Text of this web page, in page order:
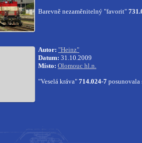
Barevně nezaměnitelný "favorit"
Autor: "Heinz"
Datum: 31.10.2009
Místo: Olomouc hl.n.
"Veselá kráva" 714.024-7 posunovala